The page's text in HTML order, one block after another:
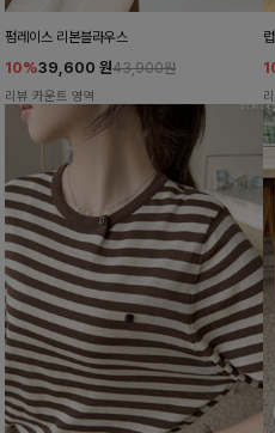
펌레이스 리본블라우스
10%39,600 원43,900원
리뷰 카운트 영역